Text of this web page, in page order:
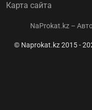
Карта сайта
NaProkat.kz –
© Naprokat.kz 2015 -